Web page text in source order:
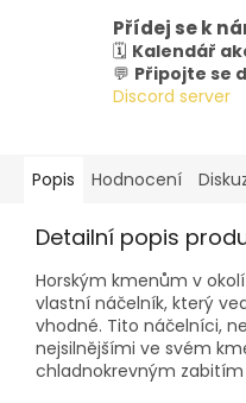
Přídej se k
🗓️ Kalendář
💬 Připojte se
Discord server
Popis Hodnocení
Detailní popis
Horským kmenům v
vlastní náčelník, který
vhodné. Tito náčelníci,
nejsilnějšími ve svém
chladnokrevným